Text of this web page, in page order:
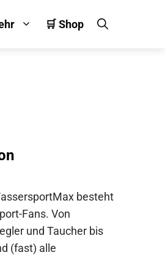
🛒 Shop
besteht
Fans. Von
und Taucher bis
(fast) alle